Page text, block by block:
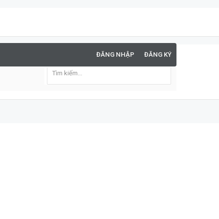
ĐĂNG NHẬP ĐĂNG KÝ